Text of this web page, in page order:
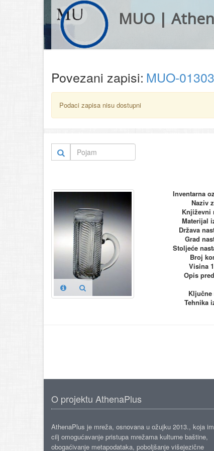
MUO |
Povezani zapisi: MUO-
Podaci zapisa nisu dostupni
Inventarna
Naziv
Književni
Materijal
Država
Grad
Stoljeće
Broj
Visina
Opis
Tehnika
O projektu AthenaPlus
AthenaPlus je mreža, osnovana u ožujku 2013., koja
cilj omogućavanje pristupa mrežama kulturne baštine,
obogaćivanje metapodataka, poboljšanje višejezične